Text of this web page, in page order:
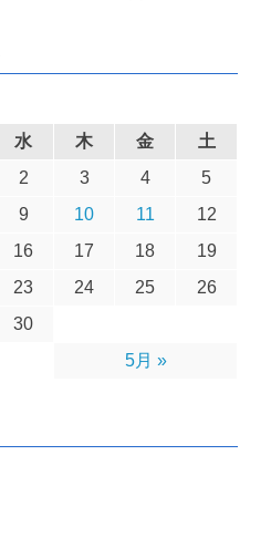
水 木 金 土
5月 »
2 3 4
5
9 10 11
12
16 17 18
19
23 24 25
26
30